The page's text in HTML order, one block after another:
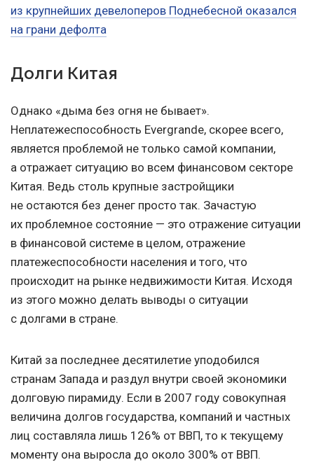
из крупнейших девелоперов Поднебесной оказался
на грани дефолта
Долги Китая
Однако «дыма без огня не бывает».
Неплатежеспособность Evergrande, скорее всего,
является проблемой не только самой компании,
а отражает ситуацию во всем финансовом секторе
Китая. Ведь столь крупные застройщики
не остаются без денег просто так. Зачастую
их проблемное состояние — это отражение ситуации
в финансовой системе в целом, отражение
платежеспособности населения и того, что
происходит на рынке недвижимости Китая. Исходя
из этого можно делать выводы о ситуации
с долгами в стране.
Китай за последнее десятилетие уподобился
странам Запада и раздул внутри своей экономики
долговую пирамиду. Если в 2007 году совокупная
величина долгов государства, компаний и частных
лиц составляла лишь 126% от ВВП, то к текущему
моменту она выросла до около 300% от ВВП.